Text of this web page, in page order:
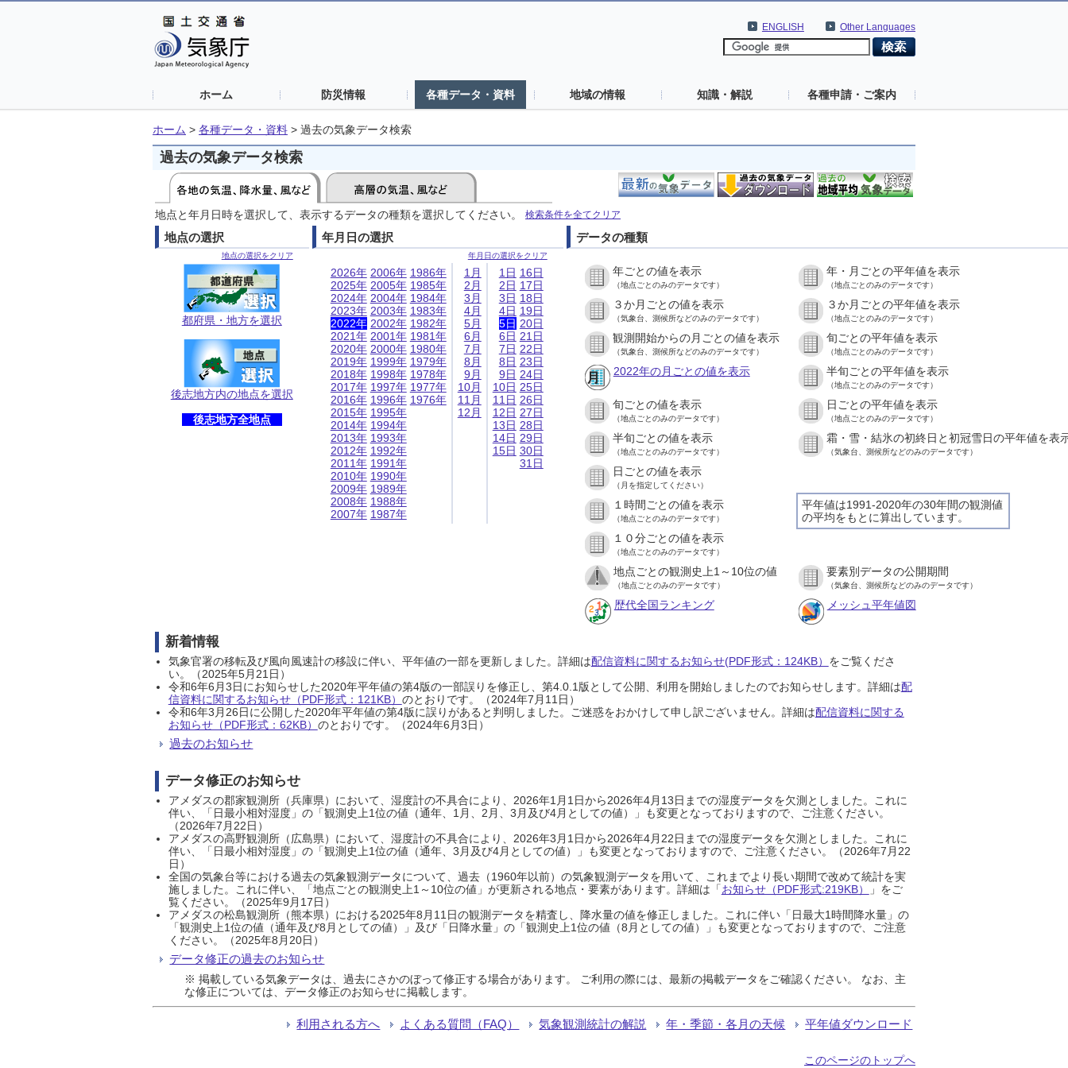
Other Languages
ENGLISH
ホーム 防災情報 各種データ・資料 地域の情報 知識・解説 各種申請・ご案内
ホーム > 各種データ・資料 > 過去の気象データ検索
過去の気象データ検索
地点と年月日時を選択して、表示するデータの種類を選択してください。 検索条件を全てクリア
地点の選択
地点の選択をクリア
都府県・地方を選択
後志地方内の地点を選択
後志地方全地点
年月日の選択
年月日の選択をクリア
2026年
2025年
2024年
2023年
2022年
2021年
2020年
2019年
2018年
2017年
2016年
2015年
2014年
2013年
2012年
2011年
2010年
2009年
2008年
2007年
2006年
2005年
2004年
2003年
2002年
2001年
2000年
1999年
1998年
1997年
1996年
1995年
1994年
1993年
1992年
1991年
1990年
1989年
1988年
1987年
1986年
1985年
1984年
1983年
1982年
1981年
1980年
1979年
1978年
1977年
1976年
1月
2月
3月
4月
5月
6月
7月
8月
9月
10月
11月
12月
1日
2日
3日
4日
5日
6日
7日
8日
9日
10日
11日
12日
13日
14日
15日
16日
17日
18日
19日
20日
21日
22日
23日
24日
25日
26日
27日
28日
29日
30日
31日
データの種類
年ごとの値を表示
（地点ごとのみのデータです）
年・月ごとの平年値を表示
（地点ごとのみのデータです）
３か月ごとの値を表示
（気象台、測候所などのみのデータです）
３か月ごとの平年値を表示
（地点ごとのみのデータです）
観測開始からの月ごとの値を表示
（気象台、測候所などのみのデータです）
旬ごとの平年値を表示
（地点ごとのみのデータです）
2022年の月ごとの値を表示 半旬ごとの平年値を表示
（地点ごとのみのデータです）
旬ごとの値を表示
（地点ごとのみのデータです）
日ごとの平年値を表示
（地点ごとのみのデータです）
半旬ごとの値を表示
（地点ごとのみのデータです）
霜・雪・結氷の初終日と初冠雪日の平年値を表
（気象台、測候所などのみのデータです）
日ごとの値を表示
（月を指定してください）
平年値は1991-2020年の30年間の観測値
の平均をもとに算出しています。
１時間ごとの値を表示
（地点ごとのみのデータです）
１０分ごとの値を表示
（地点ごとのみのデータです）
地点ごとの観測史上1～10位の値
（地点ごとのみのデータです）
要素別データの公開期間
（気象台、測候所などのみのデータです）
歴代全国ランキング メッシュ平年値図
新着情報
気象官署の移転及び風向風速計の移設に伴い、平年値の一部を更新しました。詳細は配信資料に関するお知らせ(PDF形式：124KB） をご覧くださ
い。（2025年5月21日）
令和6年6月3日にお知らせした2020年平年値の第4版の一部誤りを修正し、第4.0.1版として公開、利用を開始しましたのでお知らせします。詳細は配
信資料に関するお知らせ（PDF形式：121KB） のとおりです。（2024年7月11日）
令和6年3月26日に公開した2020年平年値の第4版に誤りがあると判明しました。ご迷惑をおかけして申し訳ございません。詳細は配信資料に関する
お知らせ（PDF形式：62KB） のとおりです。（2024年6月3日）
過去のお知らせ
データ修正のお知らせ
アメダスの郡家観測所（兵庫県）において、湿度計の不具合により、2026年1月1日から2026年4月13日までの湿度データを欠測としました。これに
伴い、「日最小相対湿度」の「観測史上1位の値（通年、1月、2月、3月及び4月としての値）」も変更となっておりますので、ご注意ください。
（2026年7月22日）
アメダスの高野観測所（広島県）において、湿度計の不具合により、2026年3月1日から2026年4月22日までの湿度データを欠測としました。これに
伴い、「日最小相対湿度」の「観測史上1位の値（通年、3月及び4月としての値）」も変更となっておりますので、ご注意ください。（2026年7月22
日）
全国の気象台等における過去の気象観測データについて、過去（1960年以前）の気象観測データを用いて、これまでより長い期間で改めて統計を実
施しました。これに伴い、「地点ごとの観測史上1～10位の値」が更新される地点・要素があります。詳細は「お知らせ（PDF形式:219KB）
」をご
覧ください。（2025年9月17日）
アメダスの松島観測所（熊本県）における2025年8月11日の観測データを精査し、降水量の値を修正しました。これに伴い「日最大1時間降水量」の
「観測史上1位の値（通年及び8月としての値）」及び「日降水量」の「観測史上1位の値（8月としての値）」も変更となっておりますので、ご注意
ください。（2025年8月20日）
データ修正の過去のお知らせ
※ 掲載している気象データは、過去にさかのぼって修正する場合があります。 ご利用の際には、最新の掲載データをご確認ください。 なお、主
な修正については、データ修正のお知らせに掲載します。
利用される方へ よくある質問（FAQ） 気象観測統計の解説 年・季節・各月の天候 平年値ダウンロード
このページのトップへ